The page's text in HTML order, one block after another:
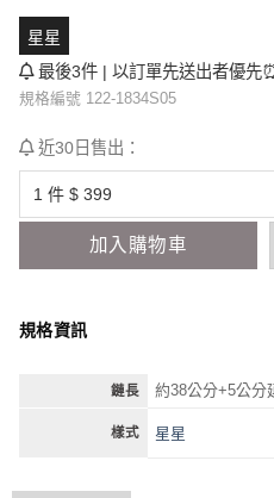
星星
最後3件 | 以訂單先送出者優先
規格編號 122-1834S05
近30日售出：
加入購物車
規格資訊
鏈長 約38公分+5公分
樣式 星星